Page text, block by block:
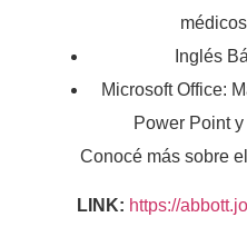
Inglés
Microsoft Office:
Power Point
Conocé más sobre
LINK: https://